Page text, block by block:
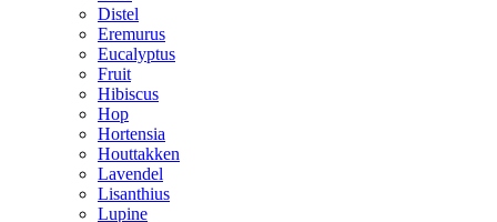
Distel
Eremurus
Eucalyptus
Fruit
Hibiscus
Hop
Hortensia
Houttakken
Lavendel
Lisanthius
Lupine